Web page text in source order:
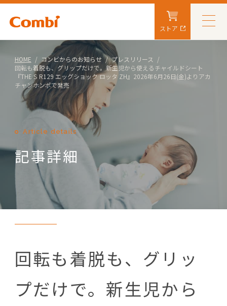
ストア
HOME コンビからのお知らせ
プレスリリース
回転も着脱も、グリップだけで。新生児から使えるチャイルドシート
『THE S R129 エッグショック ロッタ ZH』2026年6月26日(金)よりアカ
チャンホンポで発売
Article details
記事詳細
回転も着脱も、グリッ
プだけで。新生児から